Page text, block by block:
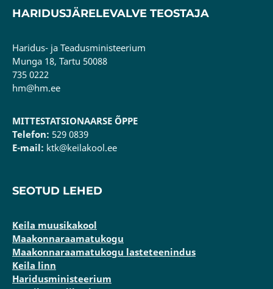
HARIDUSJÄRELEVALVE TEOSTAJA
Haridus- ja Teadusministeerium
Munga 18, Tartu 50088
735 0222
hm@hm.ee
MITTESTATSIONAARSE ÕPPE
Telefon: 529 0839
E-mail: ktk@keilakool.ee
SEOTUD LEHED
Keila muusikakool
Maakonnaraamatukogu
Maakonnaraamatukogu lasteteenindus
Keila linn
Haridusministeerium